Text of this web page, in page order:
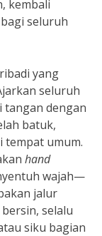
kembali
seluruh
yang
seluruh
tangan dengan
batuk,
tempat umum.
hand
wajah—
jalur
selalu
siku bagian